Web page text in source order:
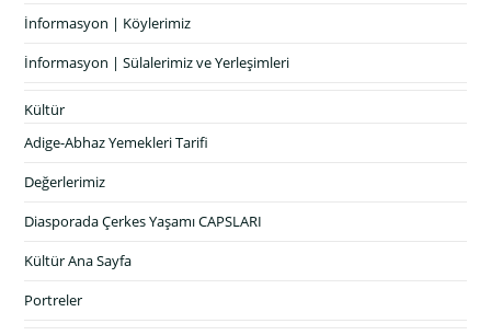
İnformasyon | Köylerimiz
İnformasyon | Sülalerimiz ve Yerleşimleri
Kültür
Adige-Abhaz Yemekleri Tarifi
Değerlerimiz
Diasporada Çerkes Yaşamı CAPSLARI
Kültür Ana Sayfa
Portreler